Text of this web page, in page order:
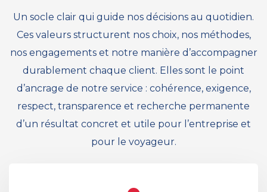
Un socle clair qui guide nos décisions au quotidien.
Ces valeurs structurent nos choix, nos méthodes,
nos engagements et notre manière d’accompagner
durablement chaque client. Elles sont le point
d’ancrage de notre service : cohérence, exigence,
respect, transparence et recherche permanente
d’un résultat concret et utile pour l’entreprise et
pour le voyageur.